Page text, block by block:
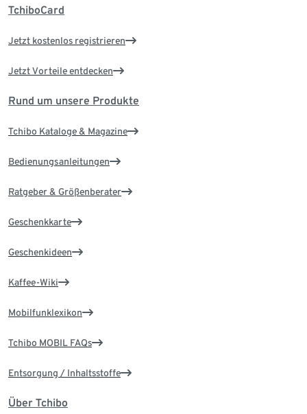
TchiboCard
Jetzt kostenlos registrieren
Jetzt Vorteile entdecken
Rund um unsere Produkte
Tchibo Kataloge & Magazine
Bedienungsanleitungen
Ratgeber & Größenberater
Geschenkkarte
Geschenkideen
Kaffee-Wiki
Mobilfunklexikon
Tchibo MOBIL FAQs
Entsorgung / Inhaltsstoffe
Über Tchibo